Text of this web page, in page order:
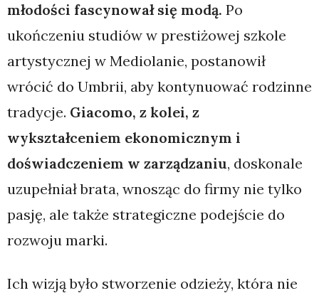
młodości fascynował się modą. Po
ukończeniu studiów w prestiżowej szkole
artystycznej w Mediolanie, postanowił
wrócić do Umbrii, aby kontynuować rodzinne
tradycje. Giacomo, z kolei, z
wykształceniem ekonomicznym i
doświadczeniem w zarządzaniu, doskonale
uzupełniał brata, wnosząc do firmy nie tylko
pasję, ale także strategiczne podejście do
rozwoju marki.
Ich wizją było stworzenie odzieży, która nie